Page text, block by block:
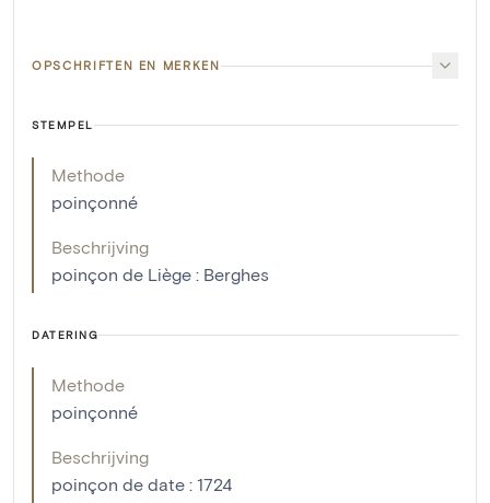
OPSCHRIFTEN EN MERKEN
STEMPEL
Methode
poinçonné
Beschrijving
poinçon de Liège : Berghes
DATERING
Methode
poinçonné
Beschrijving
poinçon de date : 1724